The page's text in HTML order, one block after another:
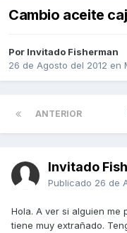
Cambio aceite
Por Invitado Fisherman
26 de Agosto del 2012 en
ANTERIOR
Invitado
Publicado 26 de
Hola. A ver si alguien me
tiene muy extrañado.